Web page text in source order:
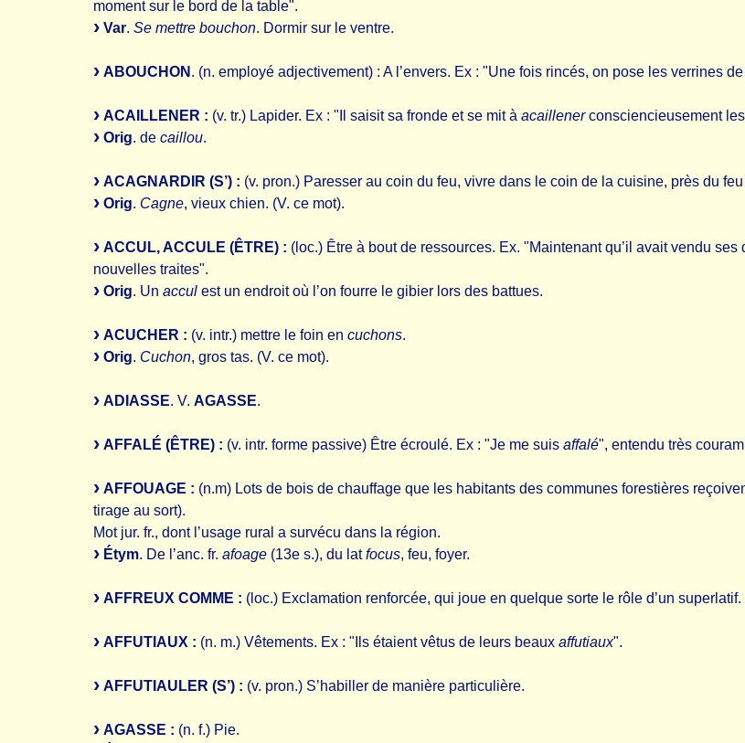
moment sur le bord de la table".
Var. Se mettre bouchon. Dormir sur le ventre.
ABOUCHON . (n. employé adjectivement) : A l’envers. Ex : "Une fois rincés, on pose les verrines
ACAILLENER : (v. tr.) Lapider. Ex : "Il saisit sa fronde et se mit à acaillenerconsciencieusement
Orig. de caillou.
ACAGNARDIR (S’) : (v. pron.) Paresser au coin du feu, vivre dans le coin de la cuisine, près du
Orig. Cagne, vieux chien. (V. ce mot).
ACCUL, ACCULE (ÊTRE) : (loc.) Être à bout de ressources. Ex. "Maintenant qu’il avait vendu
nouvelles traites".
Orig. Un accul est un endroit où l’on fourre le gibier lors des battues.
ACUCHER : (v. intr.) mettre le foin en cuchons.
Orig. Cuchon, gros tas. (V. ce mot).
ADIASSE. V. AGASSE.
AFFALÉ (ÊTRE) : (v. intr. forme passive) Être écroulé. Ex : "Je me suis affalé", entendu très
AFFOUAGE : (n.m) Lots de bois de chauffage que les habitants des communes forestières
tirage au sort).
Mot jur. fr., dont l’usage rural a survécu dans la région.
Étym. De l’anc. fr. afoage (13e s.), du latfocus, feu, foyer.
AFFREUX COMME : (loc.) Exclamation renforcée, qui joue en quelque sorte le rôle d’un superlatif.
AFFUTIAUX : (n. m.) Vêtements. Ex : "Ils étaient vêtus de leurs beaux affutiaux".
AFFUTIAULER (S’) : (v. pron.) S’habiller de manière particulière.
AGASSE : (n. f.) Pie.